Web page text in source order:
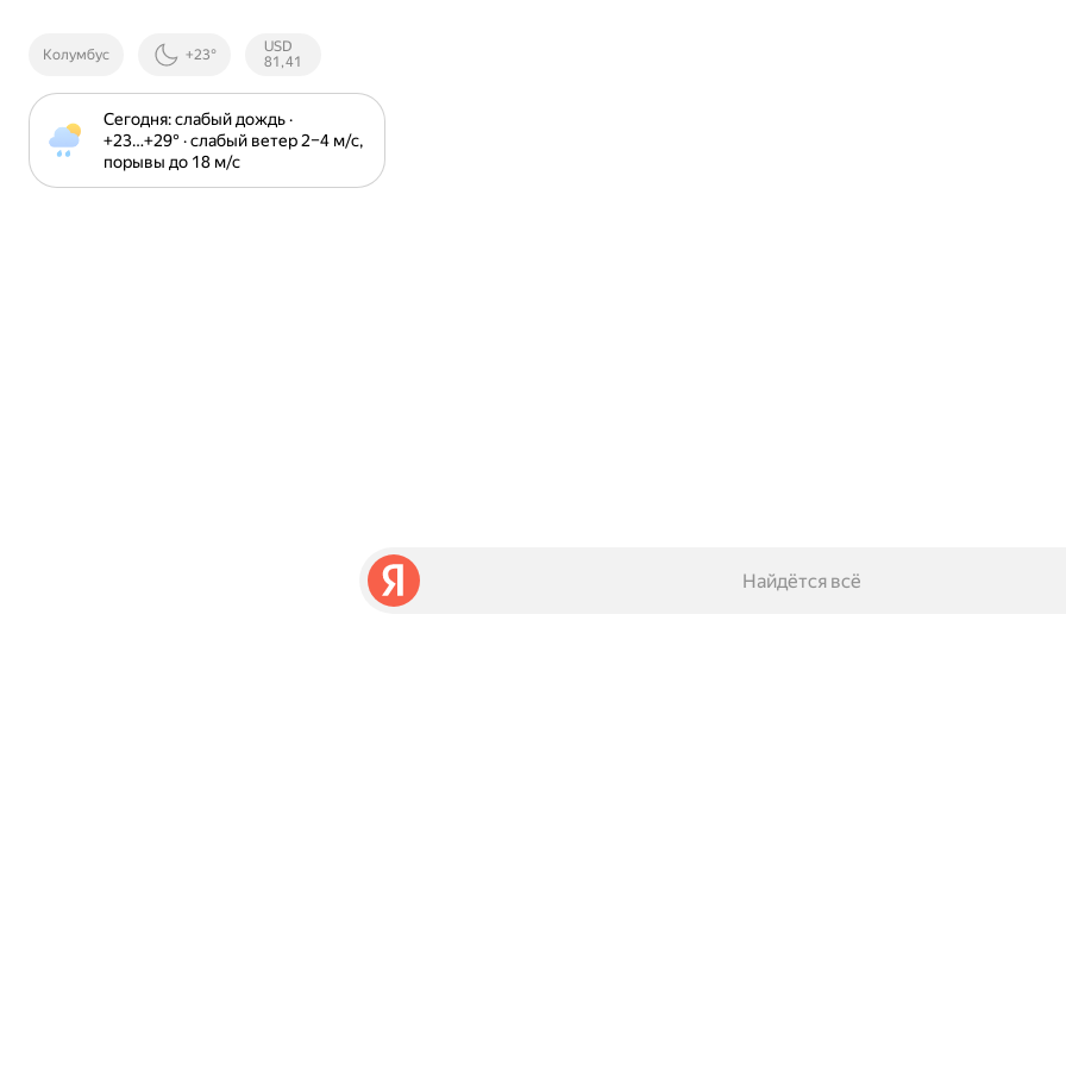
Колумбус +23°
Курсы ЦБ
РФ
USD
81,41
Сегодня: слабый дождь ·
+23⁠…⁠+29⁠° · слабый ветер 2⁠–⁠4 м⁠/⁠с,
порывы до 18 м⁠/⁠с